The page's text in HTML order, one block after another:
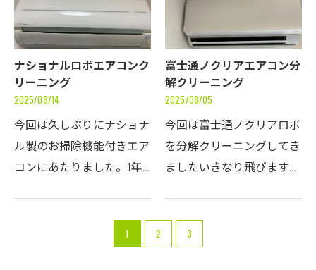
圧洗浄しますエアコン…
ナショナルロボエアコンク
リーニング
2025/08/14
今回は久しぶりにナショナ
ル製のお掃除機能付きエア
コンにあたりました。1年
７年くらい経ちますので、
出くわす機会が減ってきて
富士通ノクリアエアコン分
解クリーニング
2025/08/05
今回は富士通ノクリアロボ
を分解クリーニングしてき
ましたいきなり飛びます
とファンが一体で外れてく
るタイプなので、結構大変
1 2 3